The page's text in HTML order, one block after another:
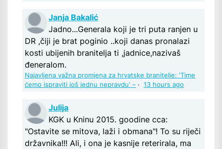
Janja Bakalić
Jadno...Generala koji je tri puta ranjen u
DR ,čiji je brat poginio ..koji danas pronalazi
kosti ubijenih branitelja ti ,jadnice,nazivaš
đeneralom.
Najavljena važna promjena za hrvatske branitelje: 'Time
ćemo ispraviti još jednu nepravdu' – · 13 hours ago
Julija
KGK u Kninu 2015. goodine cca:
"Ostavite se mitova, laži i obmana"! To su riječi
državnika!!! Ali, i ona je kasnije reterirala, ma